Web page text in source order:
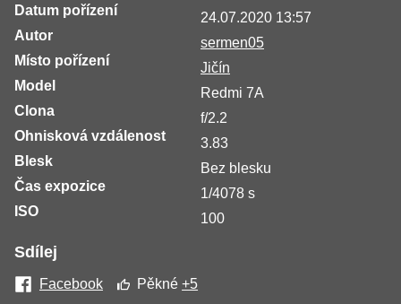
Datum pořízení
24.07.2020 13:57
Autor
sermen05
Místo pořízení
Jičín
Model
Redmi 7A
Clona
f/2.2
Ohnisková vzdálenost
3.83
Blesk
Bez blesku
Čas expozice
1/4078 s
ISO
100
Sdílej
Facebook Pěkné+5